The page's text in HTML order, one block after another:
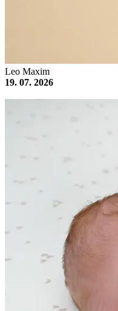
Leo Maxim
19. 07. 2026